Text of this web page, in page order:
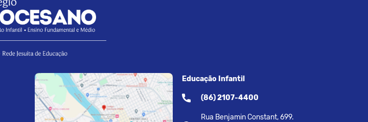
Educação Infantil
(86) 2107-4400
Rua Benjamin Constant, 699.